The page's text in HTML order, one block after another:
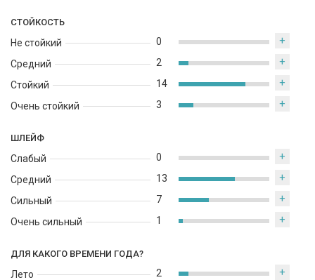
СТОЙКОСТЬ
Не стойкий
Средний
Стойкий
Очень стойкий
0 +
2 +
14 +
3 +
ШЛЕЙФ
Слабый
Средний
Сильный
Очень сильный
0 +
13 +
7 +
1 +
ДЛЯ КАКОГО ВРЕМЕНИ ГОДА?
Лето
2 +